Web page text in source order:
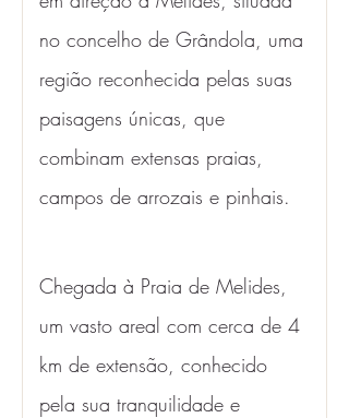
no concelho de Grândola, uma
região reconhecida pelas suas
paisagens únicas, que
combinam extensas praias,
campos de arrozais e pinhais.
Chegada à Praia de Melides,
um vasto areal com cerca de 4
km de extensão, conhecido
pela sua tranquilidade e